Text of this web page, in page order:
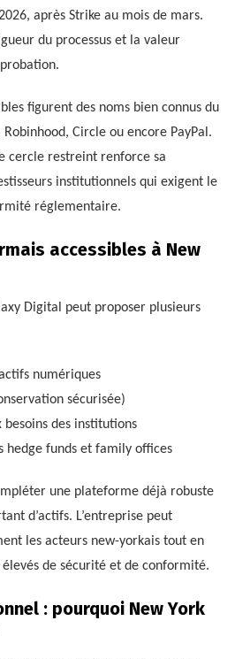
après Strike au mois de mars.
du processus et la valeur
figurent des noms bien connus du
Circle ou encore PayPal.
cercle restreint renforce sa
institutionnels qui exigent le
réglementaire.
accessibles à New
Digital peut proposer plusieurs
numériques
sécurisée)
besoins des institutions
hedge funds et family offices
une plateforme déjà robuste
d’actifs. L’entreprise peut
les acteurs new-yorkais tout en
de sécurité et de conformité.
: pourquoi New York